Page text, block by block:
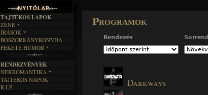
Programok
Rendezés Sorrend
Darkways
TAJTÉKOS LAPOK
ZENE
EGYÜTTESEK
INTERJÚK
FORDÍTÁSOK
DALSZÖVEGEK
ÍRÁSOK
IRODALOM
FILM
MŰVÉSZET
ÍRÁSTÖRTÉNET
BOSZORKÁNYKONYHA
FEKETE HUMOR
SZÖVEGES
RENDEZVÉNYEK
NEKROMANTIKA
AKTUÁLIS
A MÚLT
TAJTÉKOS NAPOK
R.I.P.